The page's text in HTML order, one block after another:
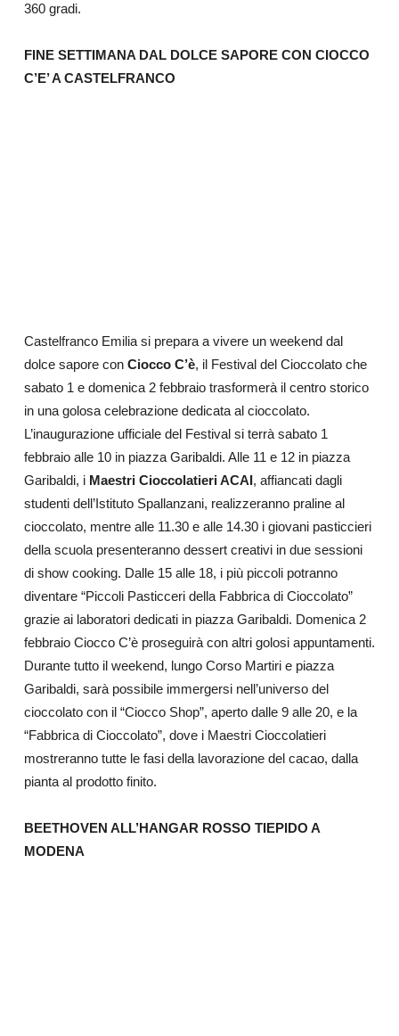
360 gradi.
FINE SETTIMANA DAL DOLCE SAPORE CON CIOCCO
C’E’ A CASTELFRANCO
Castelfranco Emilia si prepara a vivere un weekend dal
dolce sapore con Ciocco C’è, il Festival del Cioccolato che
sabato 1 e domenica 2 febbraio trasformerà il centro storico
in una golosa celebrazione dedicata al cioccolato.
L’inaugurazione ufficiale del Festival si terrà sabato 1
febbraio alle 10 in piazza Garibaldi. Alle 11 e 12 in piazza
Garibaldi, i Maestri Cioccolatieri ACAI, affiancati dagli
studenti dell’Istituto Spallanzani, realizzeranno praline al
cioccolato, mentre alle 11.30 e alle 14.30 i giovani pasticcieri
della scuola presenteranno dessert creativi in due sessioni
di show cooking. Dalle 15 alle 18, i più piccoli potranno
diventare “Piccoli Pasticceri della Fabbrica di Cioccolato”
grazie ai laboratori dedicati in piazza Garibaldi. Domenica 2
febbraio Ciocco C’è proseguirà con altri golosi appuntamenti.
Durante tutto il weekend, lungo Corso Martiri e piazza
Garibaldi, sarà possibile immergersi nell’universo del
cioccolato con il “Ciocco Shop”, aperto dalle 9 alle 20, e la
“Fabbrica di Cioccolato”, dove i Maestri Cioccolatieri
mostreranno tutte le fasi della lavorazione del cacao, dalla
pianta al prodotto finito.
BEETHOVEN ALL’HANGAR ROSSO TIEPIDO A
MODENA